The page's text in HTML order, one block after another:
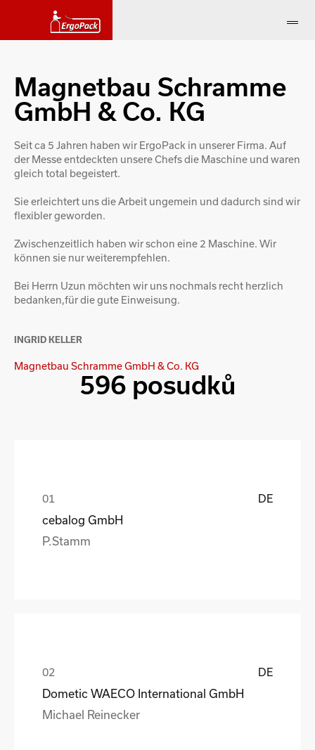
Magnetbau Schramme
GmbH & Co. KG
Seit ca 5 Jahren haben wir ErgoPack in unserer Firma. Auf
der Messe entdeckten unsere Chefs die Maschine und waren
gleich total begeistert.
Sie erleichtert uns die Arbeit ungemein und dadurch sind wir
flexibler geworden.
Zwischenzeitlich haben wir schon eine 2 Maschine. Wir
können sie nur weiterempfehlen.
Bei Herrn Uzun möchten wir uns nochmals recht herzlich
bedanken,für die gute Einweisung.
INGRID KELLER
Magnetbau Schramme GmbH & Co. KG
596 posudků
DE
cebalog GmbH
P.Stamm
DE
Dometic WAECO International GmbH
Michael Reinecker